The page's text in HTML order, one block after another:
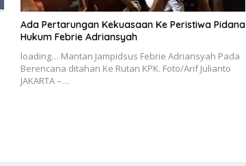
Ada Pertarungan Kekuasaan Ke Peristiwa Pidana
Hukum Febrie Adriansyah
loading… Mantan Jampidsus Febrie Adriansyah Pada
Berencana ditahan Ke Rutan KPK. Foto/Arif Julianto
JAKARTA –…